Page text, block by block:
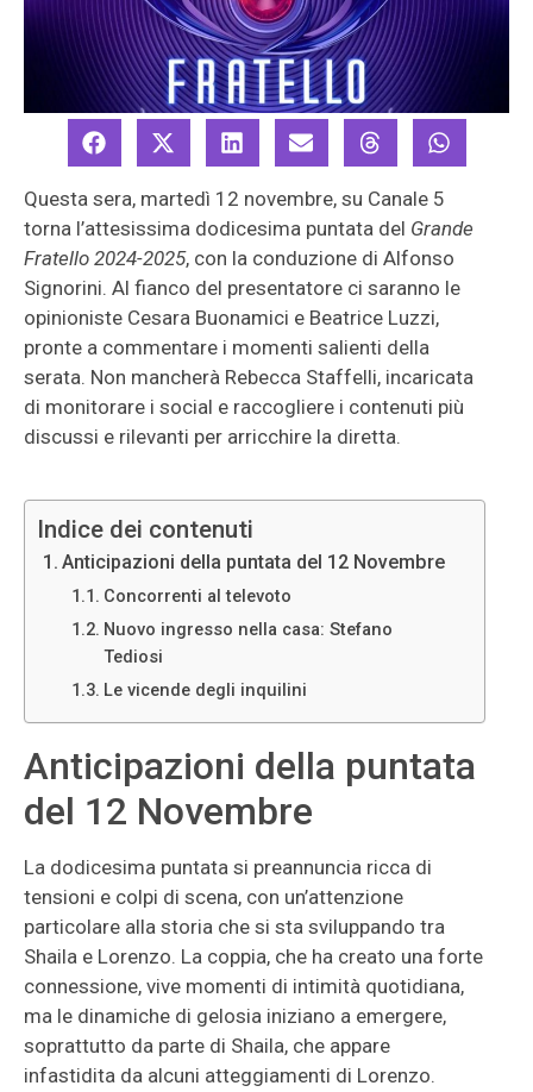
Questa sera, martedì 12 novembre, su Canale 5
torna l’attesissima dodicesima puntata del Grande
Fratello 2024-2025, con la conduzione di Alfonso
Signorini. Al fianco del presentatore ci saranno le
opinioniste Cesara Buonamici e Beatrice Luzzi,
pronte a commentare i momenti salienti della
serata. Non mancherà Rebecca Staffelli, incaricata
di monitorare i social e raccogliere i contenuti più
discussi e rilevanti per arricchire la diretta.
Indice dei contenuti
Anticipazioni della puntata del 12 Novembre
Concorrenti al televoto
Nuovo ingresso nella casa: Stefano
Tediosi
Le vicende degli inquilini
Anticipazioni della puntata
del 12 Novembre
La dodicesima puntata si preannuncia ricca di
tensioni e colpi di scena, con un’attenzione
particolare alla storia che si sta sviluppando tra
Shaila e Lorenzo. La coppia, che ha creato una forte
connessione, vive momenti di intimità quotidiana,
ma le dinamiche di gelosia iniziano a emergere,
soprattutto da parte di Shaila, che appare
infastidita da alcuni atteggiamenti di Lorenzo.